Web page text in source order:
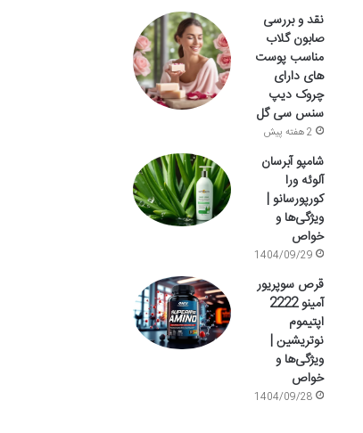
نقد و بررسی
صابون گلاب
مناسب پوست
های دارای
چروک دیپ
سنس سی گل
2 هفته پیش
شامپو آبرسان
آلوئه ورا
کورپورسانو |
ویژگی‌ها و
خواص
1404/09/29
قرص سوپریور
آمینو 2222
اپتیموم
نوتریشین |
ویژگی‌ها و
خواص
1404/09/28